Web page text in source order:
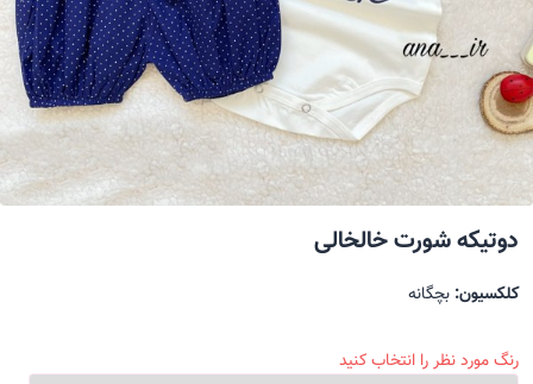
دوتیکه شورت خالخالی
کلکسیون: بچگانه
رنگ مورد نظر را انتخاب کنید